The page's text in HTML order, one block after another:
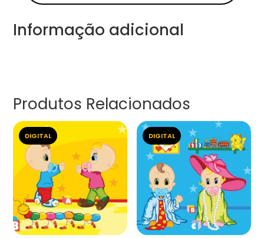
Informação adicional
Produtos Relacionados
DIGITAL DIGITAL